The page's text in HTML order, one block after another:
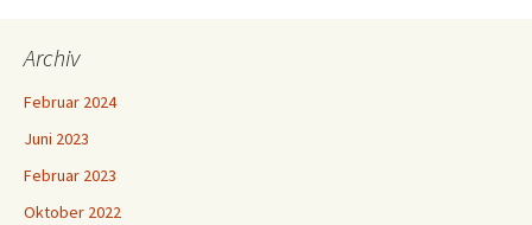
Archiv
Februar 2024
Juni 2023
Februar 2023
Oktober 2022